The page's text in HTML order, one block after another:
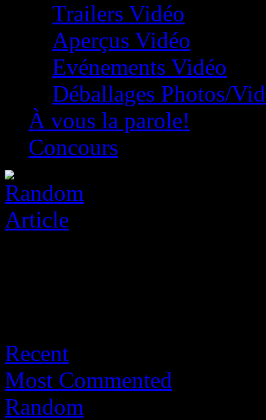
Trailers Vidéo
Aperçus Vidéo
Evénements Vidéo
Déballages Photos/
À vous la parole!
Concours
Recent
Most Commented
Random